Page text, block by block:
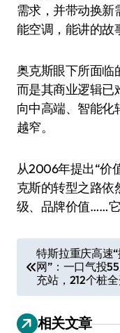
需求，并带动换新
能空调，能讲的故
奥克斯眼下所面临
而是其商业逻辑已
向中高端、智能化
越窄。
从2006年提出“价
克斯的转型之路依
级、品牌价值……它
章
导
航
特斯拉重庆高速
网”：一口气投
充站，212个桩
相关文章